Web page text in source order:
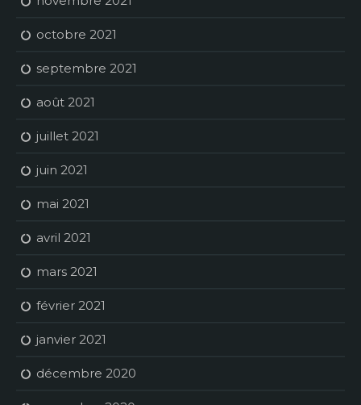
octobre 2021
septembre 2021
août 2021
juillet 2021
juin 2021
mai 2021
avril 2021
mars 2021
février 2021
janvier 2021
décembre 2020